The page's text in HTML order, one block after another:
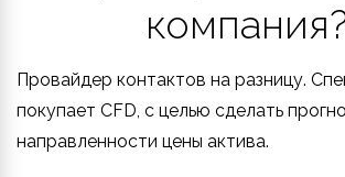
Провайдер контактов на разницу.
покупает CFD, с целью сделать
направленности цены актива.